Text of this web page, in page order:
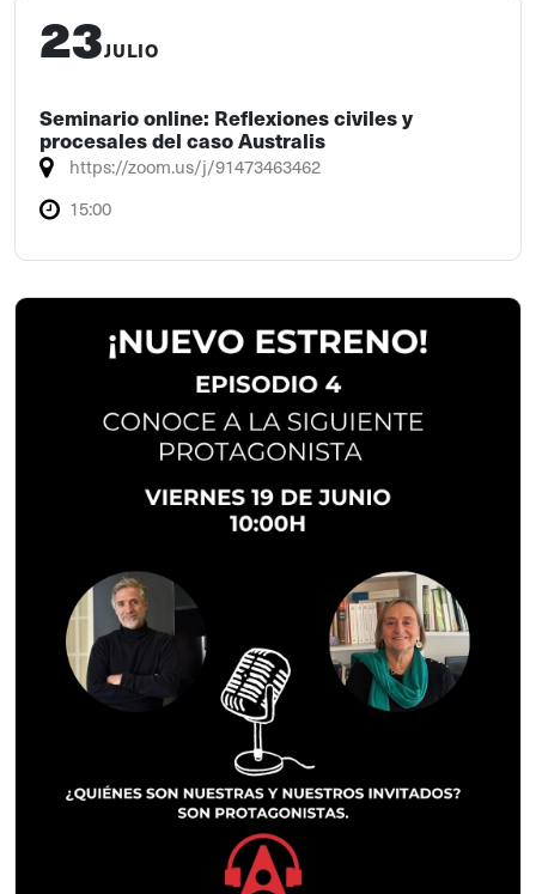
23JULIO
Seminario online: Reflexiones civiles y
procesales del caso Australis
https://zoom.us/j/91473463462
15:00